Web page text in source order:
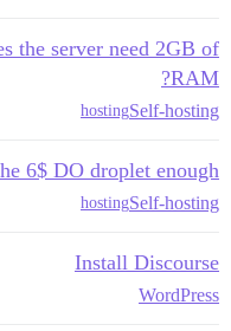
the server need 2GB of
RAM?
Self-hosting
hosting
6$ DO droplet enough?
Self-hosting
hosting
Install Discourse
WordPress